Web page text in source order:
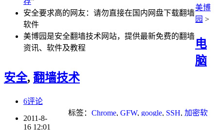
安全要求高的网友：请勿直接在国内网盘下载翻墙
软件
美博园是安全翻墙技术网站，提供最新免费的翻墙
资讯、软件及教程
美博
园 >
电
脑
安全, 翻墙技术
6评论
标签： Chrome, GFW, google, SSH, 加密软
2011-8-
16 12:01